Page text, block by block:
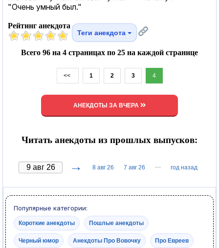
"Очень умный был."
Рейтинг анекдота
Теги анекдота
Всего 96 на 4 страницах по 25 на каждой странице
<< 1 2 3 4
АНЕКДОТЫ ЗА ВЧЕРА
Читать анекдоты из прошлых выпусков:
→ 8 авг 26 7 авг 26 ··· год назад
Популярные категории:
Короткие анекдоты Пошлые анекдоты
Черный юмор Анекдоты Про Вовочку Про Евреев